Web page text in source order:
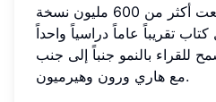
1997 إلى 2007 — وبيعت أكثر من 600 مليون نسخة
تقريباً عاماً دراسياً واحداً
للقراء بالنمو جنباً إلى جنب
مع هاري ورون وهيرميون.